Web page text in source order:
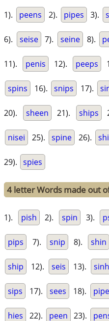
1). peens 2). pipes 3).
6). seise 7). seine 8).
11). penis 12). peeps
spins 16). snips 17).
20). sheen 21). ships
nisei 25). spine 26).
29). spies
4 letter Words made out
1). pish 2). spin 3).
pips 7). snip 8). shin
ship 12). seis 13). sinh
sips 17). sees 18). pipe
hies 22). peen 23).